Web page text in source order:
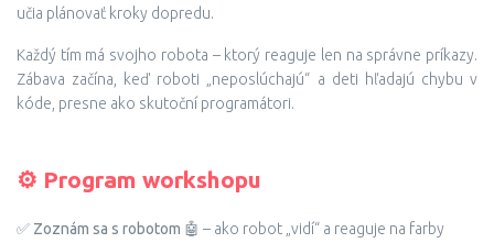
učia plánovať kroky dopredu.
Každý tím má svojho robota – ktorý reaguje len na správne príkazy.
Zábava začína, keď roboti „neposlúchajú“ a deti hľadajú chybu v
kóde, presne ako skutoční programátori.
⚙️ Program workshopu
✅ Zoznám sa s robotom 🤖 – ako robot „vidí“ a reaguje na farby